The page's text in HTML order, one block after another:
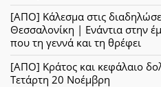
[ΑΠΟ] Κάλεσμα στις
Θεσσαλονίκη | Ενάντια στην
που τη γεννά και τη θρέφει
[ΑΠΟ] Κράτος και κεφάλαιο
Τετάρτη 20 Νοέμβρη